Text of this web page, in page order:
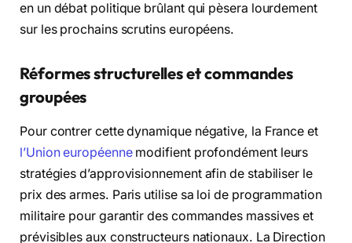
en un débat politique brûlant qui pèsera lourdement
sur les prochains scrutins européens.
Réformes structurelles et commandes
groupées
Pour contrer cette dynamique négative, la France et
l’Union européennemodifient profondément leurs
stratégies d’approvisionnement afin de stabiliser le
prix des armes. Paris utilise sa loi de programmation
militaire pour garantir des commandes massives et
prévisibles aux constructeurs nationaux. La Direction